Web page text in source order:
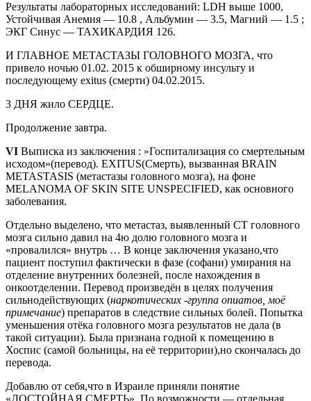
Результаты лабораторных исследований: LDH выше 1000,
Устойчивая Анемия — 10.8 , Альбумин — 3.5, Магний — 1.5 ;
ЭКГ Синус — ТАХИКАРДИЯ 126.
И ГЛАВНОЕ МЕТАСТАЗЫ ГОЛОВНОГО МОЗГА, что
привело ночью 01.02. 2015 к обширному инсульту и
последующему exitus (смерти) 04.02.2015.
3 ДНЯ жило СЕРДЦЕ.
Продолжение завтра.
VI Выписка из заключения : »Госпитализация со смертельным
исходом»(перевод). ЕXITUS(Смерть), вызванная BRAIN
METASTASIS (метастазы головного мозга), на фоне
MELANOMA OF SKIN SITE UNSPECIFIED, как основного
заболевания.
Отдельно выделено, что метастаз, выявленный СТ головного
мозга сильно давил на 4ю долю головного мозга и
«провалился» внутрь … В конце заключения указано,что
пациент поступил фактически в фазе (софани) умирания на
отделение внутренних болезней, после нахождения в
онкоотделении. Перевод произведён в целях получения
сильнодействующих (наркотических -группа опиатов, моё
примечание) препаратов в следствие сильных болей. Попытка
уменьшения отёка головного мозга результатов не дала (в
такой ситуации). Была признана годной к помещению в
Хоспис (самой больницы, на её территории),но скончалась до
перевода.
Добавлю от себя,что в Израиле приняли понятие